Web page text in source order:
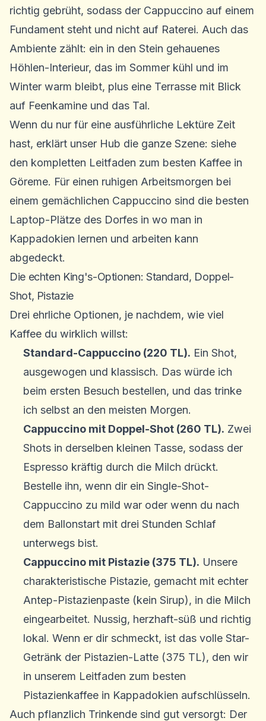
richtig gebrüht, sodass der Cappuccino auf einem
Fundament steht und nicht auf Raterei. Auch das
Ambiente zählt: ein in den Stein gehauenes
Höhlen-Interieur, das im Sommer kühl und im
Winter warm bleibt, plus eine Terrasse mit Blick
auf Feenkamine und das Tal.
Wenn du nur für eine ausführliche Lektüre Zeit
hast, erklärt unser Hub die ganze Szene: siehe
den kompletten Leitfaden zum besten Kaffee in
Göreme. Für einen ruhigen Arbeitsmorgen bei
einem gemächlichen Cappuccino sind die besten
Laptop-Plätze des Dorfes in wo man in
Kappadokien lernen und arbeiten kann
abgedeckt.
Die echten King's-Optionen: Standard, Doppel-
Shot, Pistazie
Drei ehrliche Optionen, je nachdem, wie viel
Kaffee du wirklich willst:
Standard-Cappuccino (220 TL). Ein Shot,
ausgewogen und klassisch. Das würde ich
beim ersten Besuch bestellen, und das trinke
ich selbst an den meisten Morgen.
Cappuccino mit Doppel-Shot (260 TL). Zwei
Shots in derselben kleinen Tasse, sodass der
Espresso kräftig durch die Milch drückt.
Bestelle ihn, wenn dir ein Single-Shot-
Cappuccino zu mild war oder wenn du nach
dem Ballonstart mit drei Stunden Schlaf
unterwegs bist.
Cappuccino mit Pistazie (375 TL). Unsere
charakteristische Pistazie, gemacht mit echter
Antep-Pistazienpaste (kein Sirup), in die Milch
eingearbeitet. Nussig, herzhaft-süß und richtig
lokal. Wenn er dir schmeckt, ist das volle Star-
Getränk der Pistazien-Latte (375 TL), den wir
in unserem Leitfaden zum besten
Pistazienkaffee in Kappadokien aufschlüsseln.
Auch pflanzlich Trinkende sind gut versorgt: Der